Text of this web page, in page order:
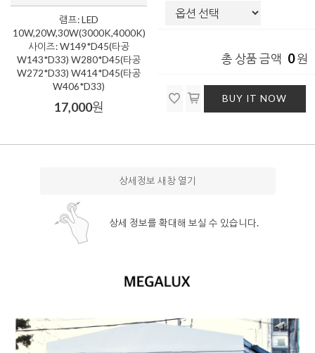
램프: LED
10W,20W,30W(3000K,4000K)
사이즈: W149*D45(타공
W143*D33) W280*D45(타공
W272*D33) W414*D45(타공
W406*D33)
17,000원
총 상품 금액 0원
BUY IT NOW
상세정보 새창 열기
상세 정보를 확대해 보실 수 있습니다.